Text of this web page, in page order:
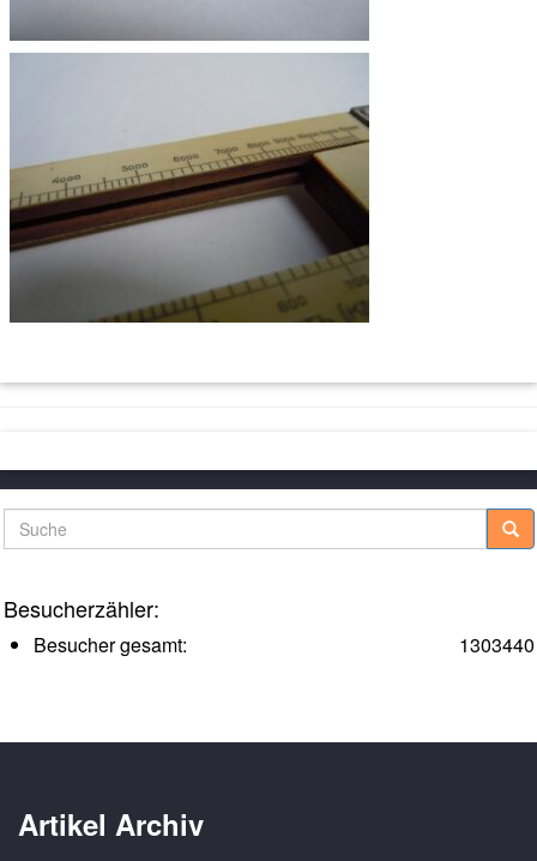
Suche
Besucherzähler:
1303440
Besucher gesamt:
Artikel Archiv